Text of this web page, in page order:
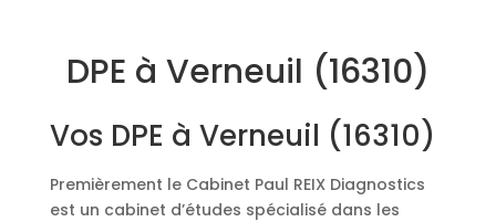
DPE à Verneuil (16310)
Vos DPE à Verneuil (16310)
Premièrement le Cabinet Paul REIX Diagnostics
est un cabinet d’études spécialisé dans les